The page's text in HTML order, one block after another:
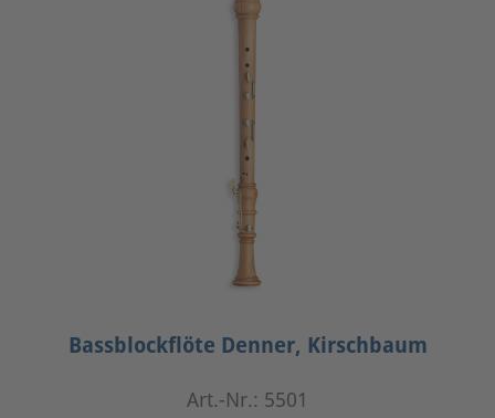
Bassblockflöte Denner, Kirschbaum
Art.-Nr.: 5501